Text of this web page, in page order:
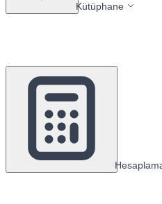
Kütüphane